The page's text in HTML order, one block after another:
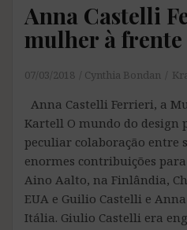
Anna Castelli
mulher à
07/03/2018 Cynthia Bondan
Anna Castelli Ferrieri, a
Kartell O mundo do design
peculiar colaboração entre
enormes contribuições
Aino Aalto, na Finlândia,
EUA e Guilio Castelli e
Itália. Giulio Castelli era